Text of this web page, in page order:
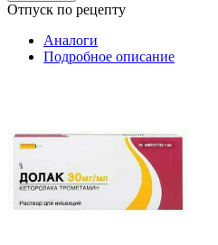
Отпуск по рецепту
Аналоги
Подробное описание